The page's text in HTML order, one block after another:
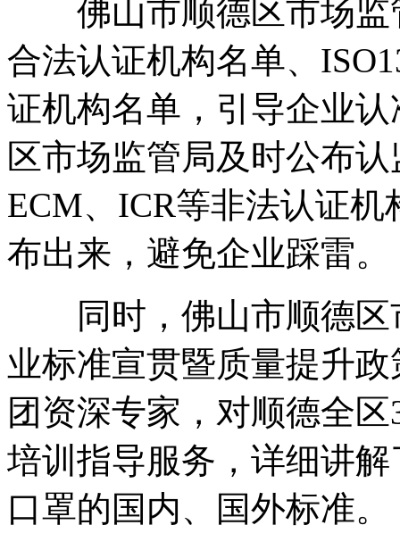
佛山市顺德区市场监
合法认证机构名单、
证机构名单，引导企业
区市场监管局及时公布
ECM、ICR等非法认证
布出来，避免企业踩雷。
同时，佛山市顺德区
业标准宣贯暨质量提升
团资深专家，对顺德全
培训指导服务，详细讲
口罩的国内、国外标准。